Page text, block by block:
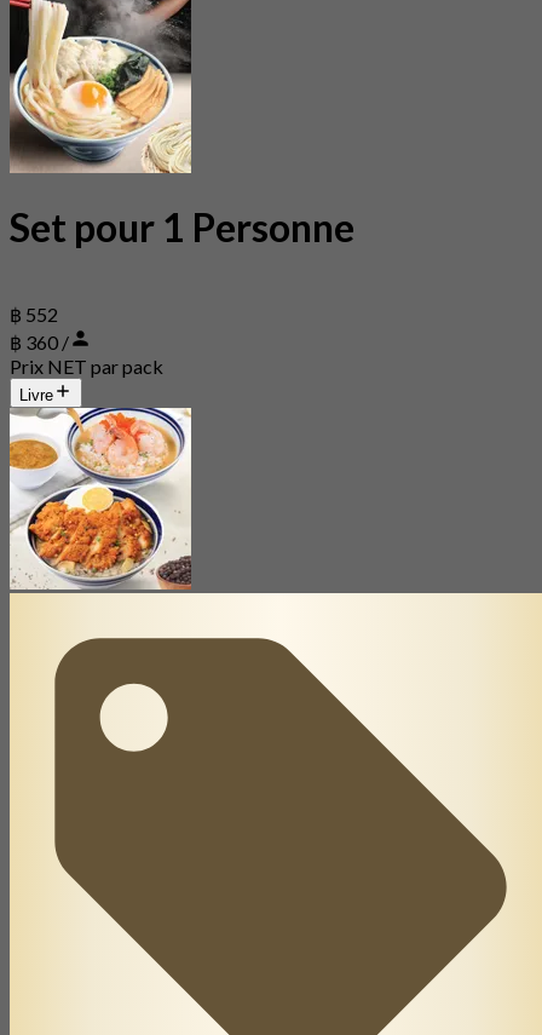
Set pour 1 Personne
฿ 552
฿ 360 /
Prix NET par pack
Livre